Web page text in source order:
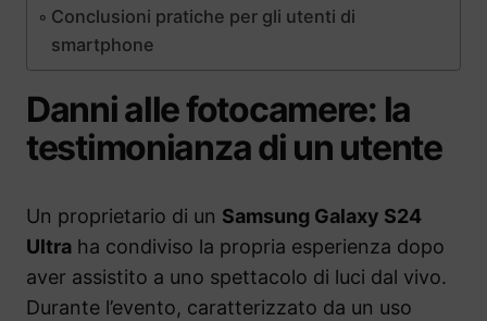
Conclusioni pratiche per gli utenti di
smartphone
Danni alle fotocamere: la
testimonianza di un utente
Un proprietario di un Samsung Galaxy S24
Ultra ha condiviso la propria esperienza dopo
aver assistito a uno spettacolo di luci dal vivo.
Durante l’evento, caratterizzato da un uso